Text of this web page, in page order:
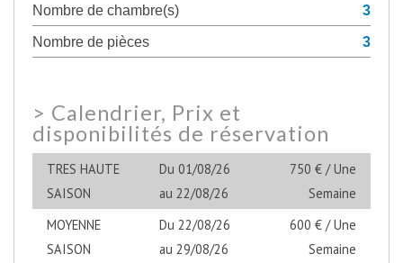
Nombre de chambre(s)
3
Nombre de pièces
3
> Calendrier, Prix et
disponibilités de réservation
TRES HAUTE
SAISON
Du 01/08/26
au 22/08/26
750 € / Une
Semaine
MOYENNE
SAISON
Du 22/08/26
au 29/08/26
600 € / Une
Semaine